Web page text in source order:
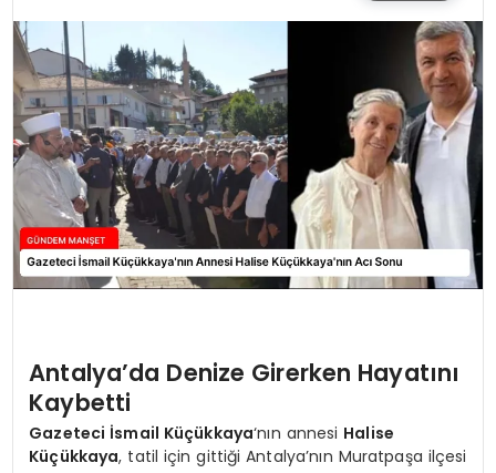
Antalya’da Denize Girerken Hayatını
Kaybetti
Gazeteci İsmail Küçükkaya‘nın annesi Halise
Küçükkaya, tatil için gittiği Antalya’nın Muratpaşa ilçesi